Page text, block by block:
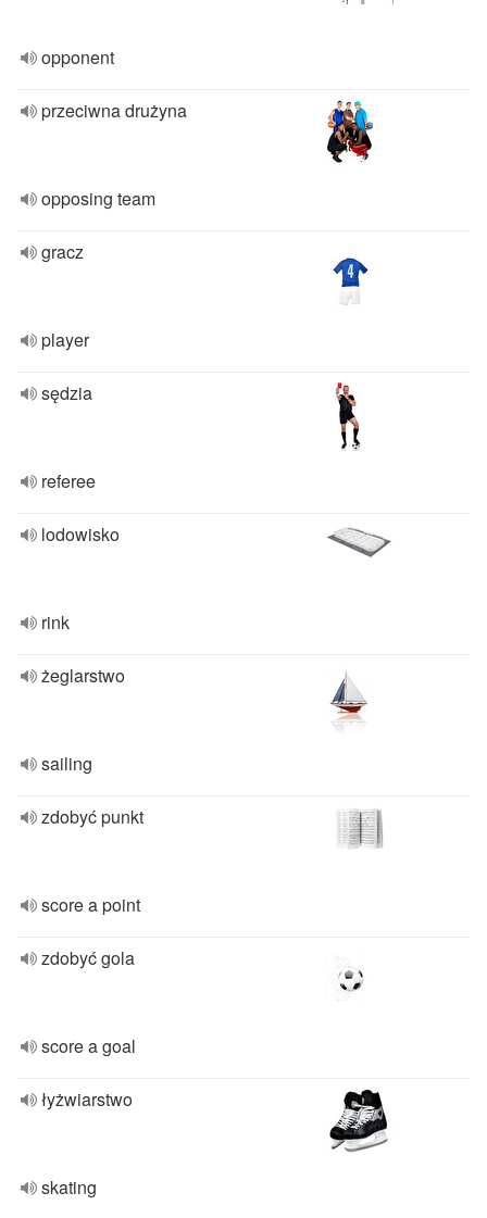
opponent
przeciwna drużyna
opposing team
gracz
player
sędzia
referee
lodowisko
rink
żeglarstwo
sailing
zdobyć punkt
score a point
zdobyć gola
score a goal
łyżwiarstwo
skating